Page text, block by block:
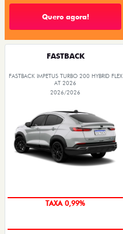
Quero agora!
FASTBACK
FASTBACK IMPETUS TURBO 200 HYBRID FLEX
AT 2026
2026/2026
TAXA 0,99%